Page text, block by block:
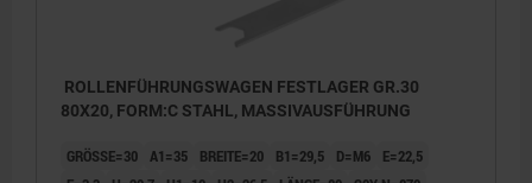
ROLLENFÜHRUNGSWAGEN FESTLAGER GR.30
80X20, FORM:C STAHL, MASSIVAUSFÜHRUNG
GRÖSSE=30 A1=35 BREITE=20 B1=29,5 D=M6
E=22,5